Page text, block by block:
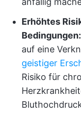
Erhöhtes
Bedingungen:
auf eine
geistiger
Risiko für